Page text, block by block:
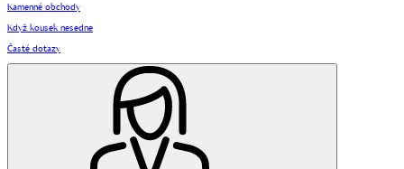
Kamenné obchody
Když kousek nesedne
Časté dotazy